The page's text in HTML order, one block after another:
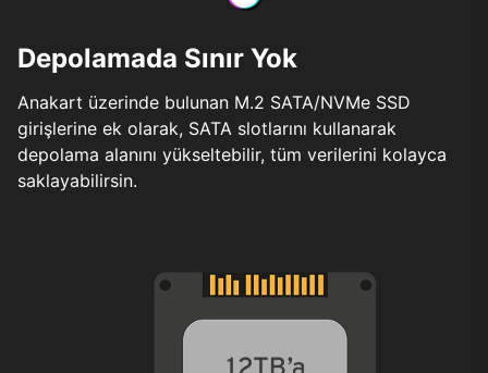
Depolamada Sınır Yok
Anakart üzerinde bulunan M.2 SATA/NVMe SSD
girişlerine ek olarak, SATA slotlarını kullanarak
depolama alanını yükseltebilir, tüm verilerini kolayca
saklayabilirsin.